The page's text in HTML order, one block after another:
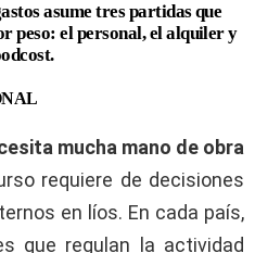
asume tres partidas que
peso: el personal, el alquiler y
mucha mano de obra
requiere de decisiones
en líos. En cada país,
que regulan la actividad